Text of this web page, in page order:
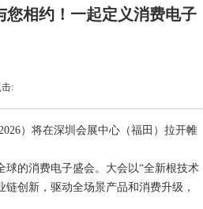
您相约！一起定义消费电子
击:
）将在深圳会展中心（福田）拉开帷
的消费电子盛会。大会以“全新根技术
创新，驱动全场景产品和消费升级，